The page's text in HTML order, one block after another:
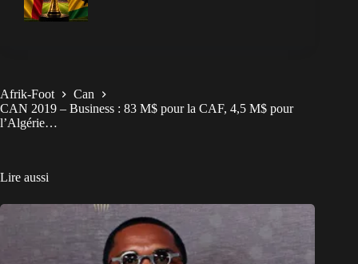
Afrik-Foot
Can
CAN 2019 – Business : 83 M$ pour la CAF, 4,5 M$ pour
l’Algérie…
Lire aussi